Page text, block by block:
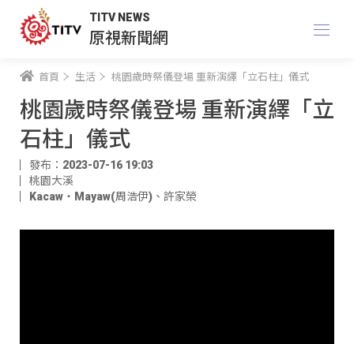
TITV NEWS
原視新聞網
首頁 生活 桃園歲時祭儀登場 重新演繹「立石柱」儀式
桃園歲時祭儀登場 重新演繹「立
石柱」儀式
發布：2023-07-16 19:03
桃園大溪
Kacaw‧Mayaw(周浩伊) 、 許家榮